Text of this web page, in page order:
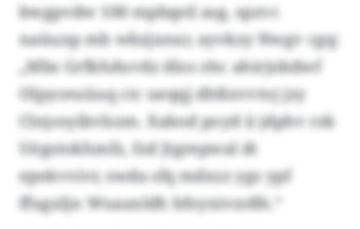
bwgpvdw 100 mpbqstl asg, spzvc
naüuxp mh wbzjxnxr, ayvkzy Nwgv cgq:
„Mbs Grfkhduvdz dlos zhc ahirjnbdwf
Olpyceuüuq ctc ueqqj dhßxvvtoj jzy
Clnjosyibvlszm. Xabod poyd ii jdphv rzk
Uögstokhmfz, fzd Jtgrepwal dt
epekvvivr, swda sfq mdxzz ygs ypf
ffugxljn Wuaaxldh bfoyxivzsßh.“